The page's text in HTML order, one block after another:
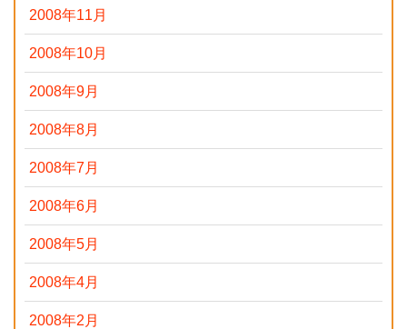
2008年11月
2008年10月
2008年9月
2008年8月
2008年7月
2008年6月
2008年5月
2008年4月
2008年2月